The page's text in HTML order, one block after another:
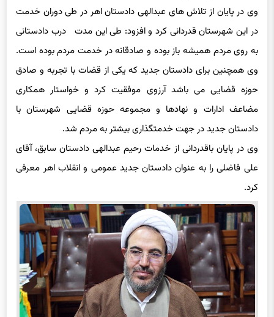
وی در پایان از تلاش های عبدالهی دادستان اهر در طی دوران خدمت
در این شهرستان قدردانی کرد و افزود: طی این مدت درب دادستانی
به روی مردم همیشه باز بوده و صادقانه در خدمت مردم بوده است.
وی همچنین برای دادستان جدید که یکی از قضات با تجربه و صادق
حوزه قضایی می باشد آرزوی موفقیت کرد و خواستار همکاری
مضاعف ادارات و نهادها و مجموعه حوزه قضایی شهرستان با
دادستان جدید در جهت خدمتگذاری بیشتر به مردم شد.
وی در پایان باقدردانی از خدمات رحیم عبدالهی دادستان سابق، آقای
علی فاضلی را به عنوان دادستان جدید عمومی و انقلاب اهر معرفی
کرد.